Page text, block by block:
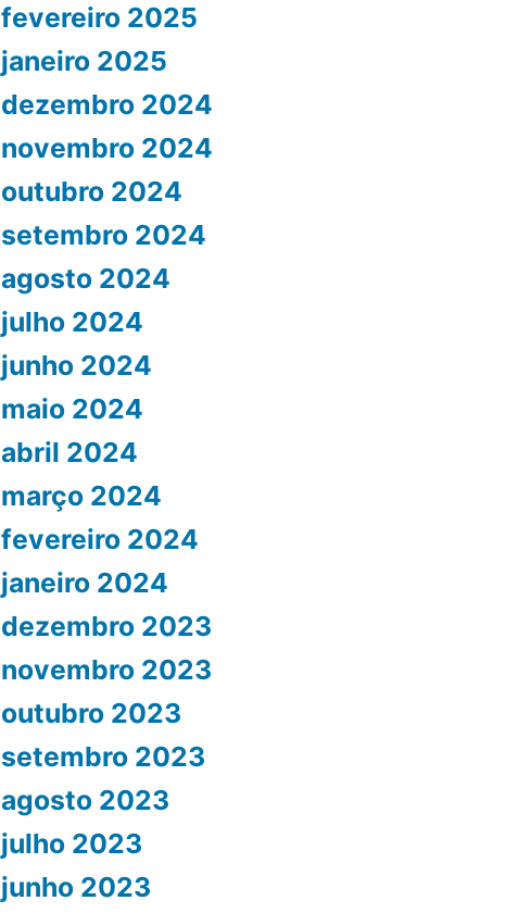
fevereiro 2025
janeiro 2025
dezembro 2024
novembro 2024
outubro 2024
setembro 2024
agosto 2024
julho 2024
junho 2024
maio 2024
abril 2024
março 2024
fevereiro 2024
janeiro 2024
dezembro 2023
novembro 2023
outubro 2023
setembro 2023
agosto 2023
julho 2023
junho 2023